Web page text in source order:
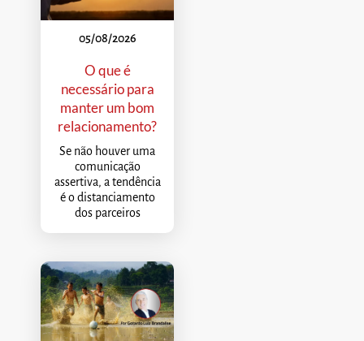
05/08/2026
O que é
necessário para
manter um bom
relacionamento?
Se não houver uma
comunicação
assertiva, a tendência
é o distanciamento
dos parceiros